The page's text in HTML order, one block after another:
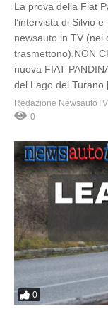
La prova della Fiat
l’intervista di Silvio
newsauto in TV (nei
trasmettono).NON
nuova FIAT
del Lago del
Redazione NewsautoTV
0
0